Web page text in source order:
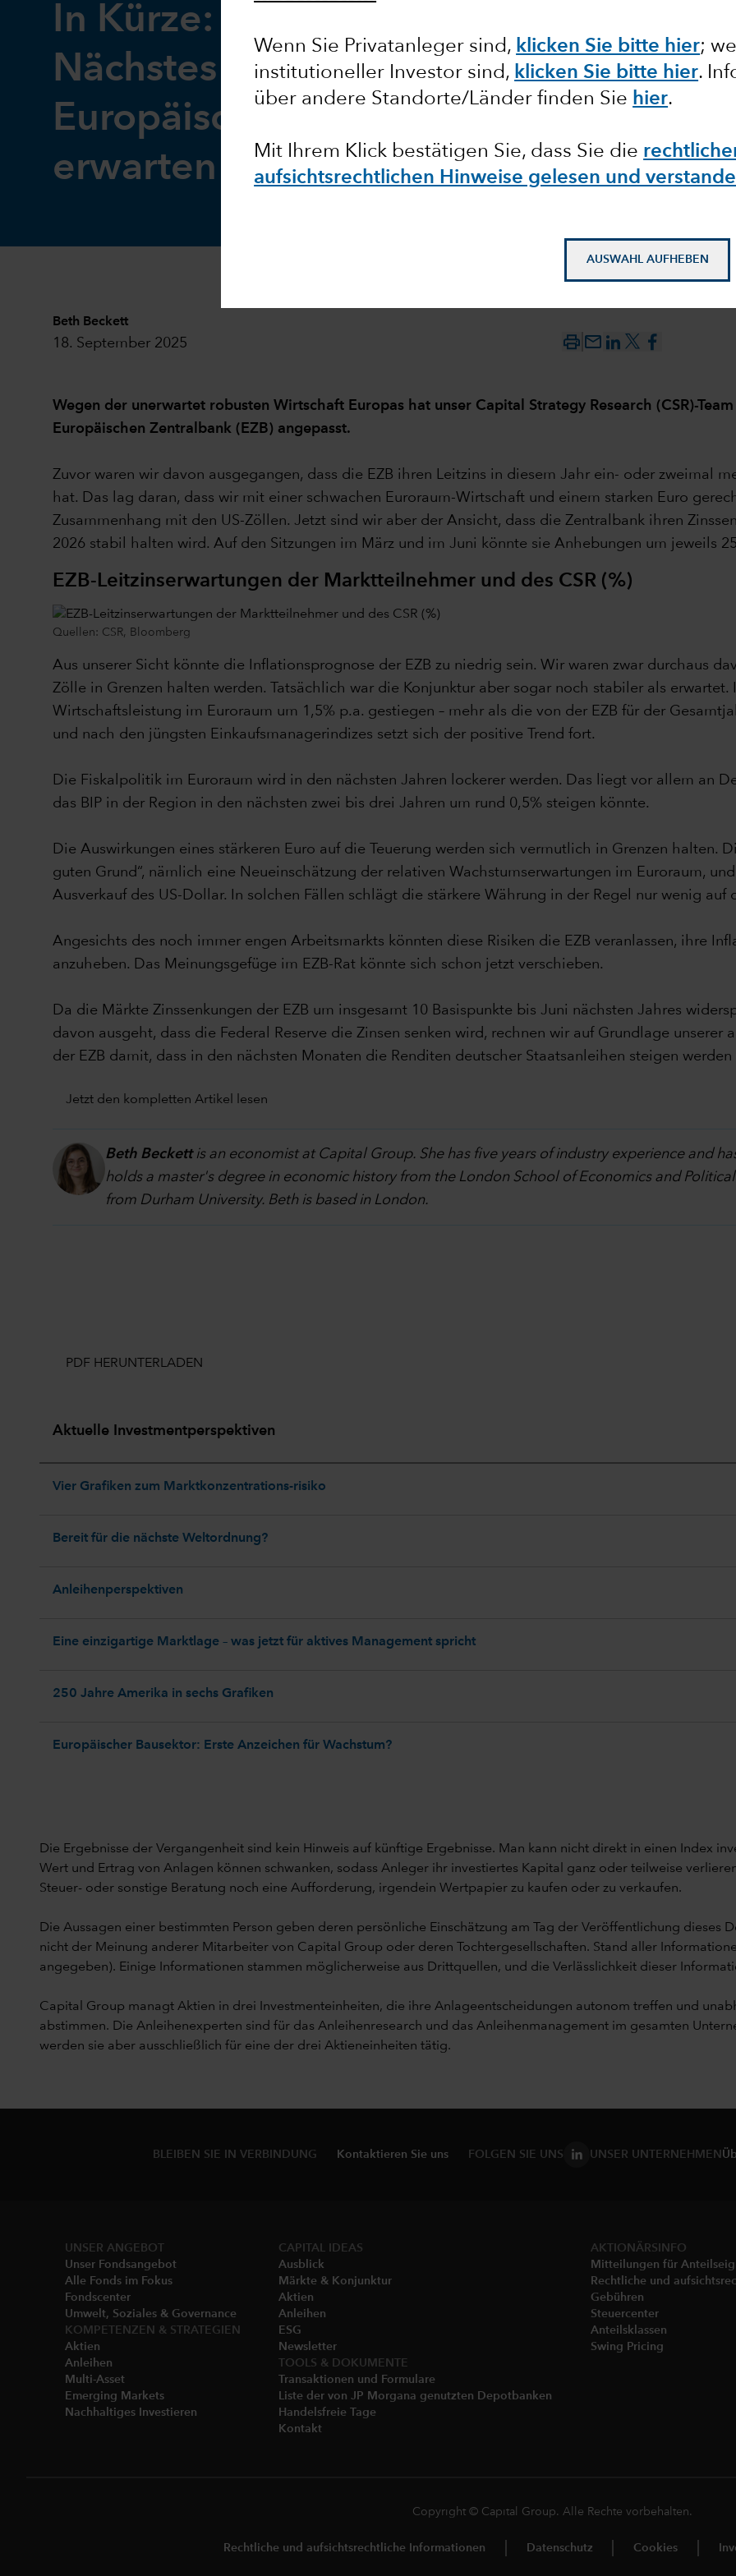
Wenn Sie Privatanleger sind, klicken Sie bitte hier;
institutioneller Investor sind, klicken Sie bitte hier.
über andere Standorte/Länder finden Sie hier.
Mit Ihrem Klick bestätigen Sie, dass Sie die
aufsichtsrechtlichen Hinweise gelesen und
AUSWAHL AUFHEBEN
In Kürze: Was wir als
Nächstes von der
Europäischen Zentralbank
erwarten dürfen
Beth Beckett
18. September 2025 mail_outline
Wegen der unerwartet robusten Wirtschaft Europas hat unser Capital Strategy Research (CSR)-
Europäischen Zentralbank (EZB) angepasst.
Zuvor waren wir davon ausgegangen, dass die EZB ihren Leitzins in diesem Jahr ein- oder zweimal
hat. Das lag daran, dass wir mit einer schwachen Euroraum-Wirtschaft und einem starken Euro
Zusammenhang mit den US-Zöllen. Jetzt sind wir aber der Ansicht, dass die Zentralbank ihren
2026 stabil halten wird. Auf den Sitzungen im März und im Juni könnte sie Anhebungen um jeweils
EZB-Leitzinserwartungen der Marktteilnehmer und des CSR (%)
Quellen: CSR, Bloomberg
Aus unserer Sicht könnte die Inflationsprognose der EZB zu niedrig sein. Wir waren zwar durchaus
Zölle in Grenzen halten werden. Tatsächlich war die Konjunktur aber sogar noch stabiler als
Wirtschaftsleistung im Euroraum um 1,5% p.a. gestiegen – mehr als die von der EZB für der
und nach den jüngsten Einkaufsmanagerindizes setzt sich der positive Trend fort.
Die Fiskalpolitik im Euroraum wird in den nächsten Jahren lockerer werden. Das liegt vor allem an
das BIP in der Region in den nächsten zwei bis drei Jahren um rund 0,5% steigen könnte.
Die Auswirkungen eines stärkeren Euro auf die Teuerung werden sich vermutlich in Grenzen halten.
guten Grund“, nämlich eine Neueinschätzung der relativen Wachstumserwartungen im Euroraum,
Ausverkauf des US-Dollar. In solchen Fällen schlägt die stärkere Währung in der Regel nur wenig auf
Angesichts des noch immer engen Arbeitsmarkts könnten diese Risiken die EZB veranlassen, ihre
anzuheben. Das Meinungsgefüge im EZB-Rat könnte sich schon jetzt verschieben.
Da die Märkte Zinssenkungen der EZB um insgesamt 10 Basispunkte bis Juni nächsten Jahres
davon ausgeht, dass die Federal Reserve die Zinsen senken wird, rechnen wir auf Grundlage unserer
der EZB damit, dass in den nächsten Monaten die Renditen deutscher Staatsanleihen steigen
Jetzt den kompletten Artikel lesen
Beth Beckettis an economist at Capital Group. She has five years of industry experience and
holds a master's degree in economic history from the London School of Economics and
from Durham University. Beth is based in London.
PDF HERUNTERLADEN
Aktuelle Investmentperspektiven
Vier Grafiken zum Marktkonzentrations-risiko
Bereit für die nächste Weltordnung?
Anleihenperspektiven
Eine einzigartige Marktlage – was jetzt für aktives Management spricht
250 Jahre Amerika in sechs Grafiken
Europäischer Bausektor: Erste Anzeichen für Wachstum?
Die Ergebnisse der Vergangenheit sind kein Hinweis auf künftige Ergebnisse. Man kann nicht direkt in einen Index
Wert und Ertrag von Anlagen können schwanken, sodass Anleger ihr investiertes Kapital ganz oder teilweise
Steuer- oder sonstige Beratung noch eine Aufforderung, irgendein Wertpapier zu kaufen oder zu verkaufen.
Die Aussagen einer bestimmten Person geben deren persönliche Einschätzung am Tag der Veröffentlichung dieses
nicht der Meinung anderer Mitarbeiter von Capital Group oder deren Tochtergesellschaften. Stand aller
angegeben). Einige Informationen stammen möglicherweise aus Drittquellen, und die Verlässlichkeit dieser
Capital Group managt Aktien in drei Investmenteinheiten, die ihre Anlageentscheidungen autonom treffen und
abstimmen. Die Anleihenexperten sind für das Anleihenresearch und das Anleihenmanagement im gesamten
werden sie aber ausschließlich für eine der drei Aktieneinheiten tätig.
BLEIBEN SIE IN VERBINDUNG Kontaktieren Sie uns FOLGEN SIE UNS UNSER UNTERNEHMEN
UNSER ANGEBOT
Unser Fondsangebot
Alle Fonds im Fokus
Fondscenter
Umwelt, Soziales & Governance
KOMPETENZEN & STRATEGIEN
Aktien
Anleihen
Multi-Asset
Emerging Markets
Nachhaltiges Investieren
CAPITAL IDEAS
Ausblick
Märkte & Konjunktur
Aktien
Anleihen
ESG
Newsletter
TOOLS & DOKUMENTE
Transaktionen und Formulare
Liste der von JP Morgana genutzten Depotbanken
Handelsfreie Tage
Kontakt
AKTIONÄRSINFO
Mitteilungen für
Rechtliche und
Gebühren​
Steuercenter
Anteilsklassen
Swing Pricing
Copyright © Capital Group. Alle Rechte vorbehalten.
Rechtliche und aufsichtsrechtliche Informationen Datenschutz Cookies